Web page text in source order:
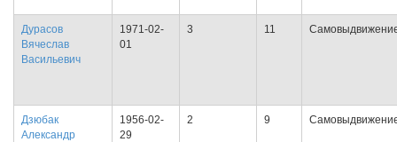
Дурасов
Вячеслав
Васильевич
1971-02-
01
3 11
Дзюбак
Александр
1956-02-
29
2 9